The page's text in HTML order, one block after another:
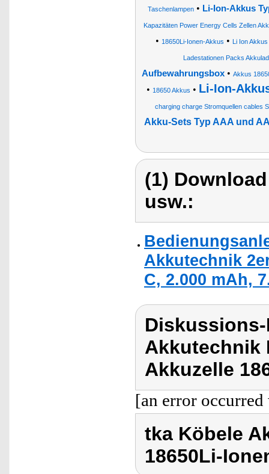
Taschenlampen• Li-Ion-Akkus
Kapazitäten Power Energy Cells Zellen
• 18650Li-Ionen-Akkus • Li Ion
Ladestationen Packs
Aufbewahrungsbox • Akkus
• 18650 Akkus • Li-Ion-
charging charge Stromquellen cables
Akku-Sets Typ AAA und
(1)
usw.:
Akkutechnik
C, 2.000 mAh,
Akkutechnik
Akkuzelle
[an error
tka Köbele
18650Li-